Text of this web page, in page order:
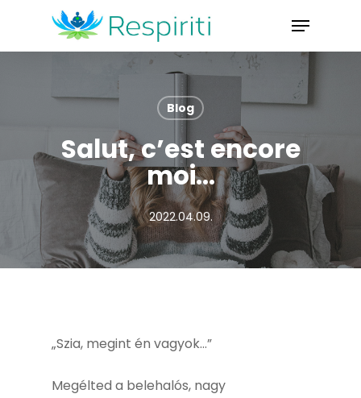
main
Menu
Blog
Salut, c’est encore
moi…
2022.04.09.
„Szia, megint én vagyok…”
Megélted a belehalós, nagy
Close